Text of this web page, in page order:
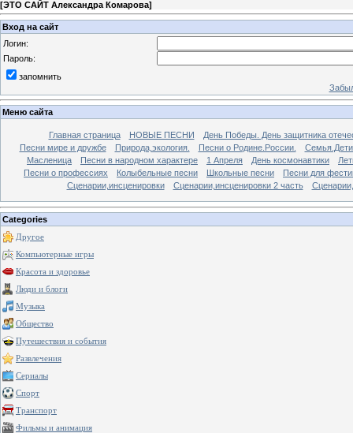
[ЭТО САЙТ Александра Комарова]
Вход на сайт
Логин:
Пароль:
запомнить
Меню сайта
Главная страница НОВЫЕ ПЕСНИ
День Победы. День защитника
Песни мире и дружбе
Природа,экология. Песни о Родине.России.
Масленица
Песни в народном характере 1 Апреля День космонавтики
Песни о профессиях
Колыбельные песни Школьные песни
Песни для
Сценарии,инсценировки
Сценарии,инсценировки 2 часть
Categories
Другое
Компьютерные игры
Красота и здоровье
Люди и блоги
Музыка
Общество
Путешествия и события
Развлечения
Сериалы
Спорт
Транспорт
Фильмы и анимация